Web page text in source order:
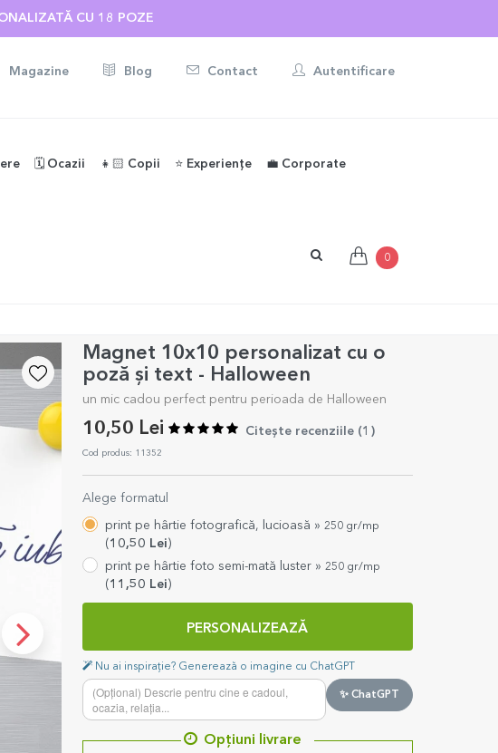
PERSONALIZATE ☀️
Magazine Blog Contact Autentificare
🗓️ Ocazii 👧🏻 Copii ⭐️ Experiențe 💼 Corporate
0
Magnet 10x10 personalizat cu o
poză și text - Halloween
un mic cadou perfect pentru perioada de Halloween
10,50 Lei Citește recenziile (1 )
Cod produs: 11352
Alege formatul
print pe hârtie fotografică, lucioasă » 250 gr/mp
( 10,50 Lei )
print pe hârtie foto semi-mată luster » 250 gr/mp
( 11,50 Lei )
PERSONALIZEAZĂ
Nu ai inspirație? Generează o imagine cu ChatGPT
✨ ChatGPT
Opțiuni livrare